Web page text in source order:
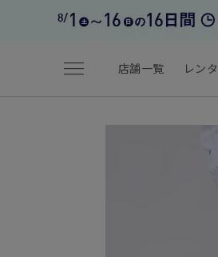
menu 店舗一覧 レン